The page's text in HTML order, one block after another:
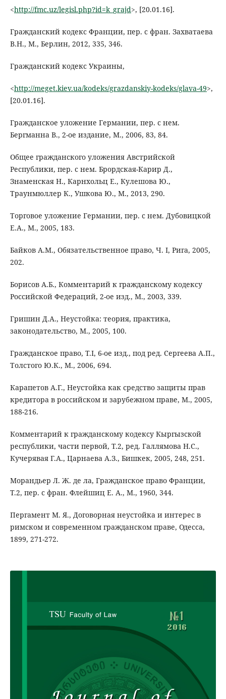
<http://fmc.uz/legisl.php?id=k_grajd>, [20.01.16].
Гражданский кодекс Франции, пер. с фран. Захватаева
В.Н., М., Берлин, 2012, 335, 346.
Гражданский кодекс Украины,
<http://meget.kiev.ua/kodeks/grazdanskiy-kodeks/glava-49>,
[20.01.16].
Гражданское уложение Германии, пер. с нем.
Бергманна В., 2-ое издание, М., 2006, 83, 84.
Общее гражданского уложения Австрийской
Республики, пер. с нем. Брордская-Карир Д.,
Знаменская Н., Карнхольц Е., Кулешова Ю.,
Траунмюллер К., Ушкова Ю., М., 2013, 290.
Tорговое уложение Германии, пер. с нем. Дубовицкой
Е.А., М., 2005, 183.
Байков А.М., Обязательственное право, Ч. I, Рига, 2005,
202.
Борисов А.Б., Комментарий к гражданскому кодексу
Российской Федераций, 2-ое изд., М., 2003, 339.
Гришин Д.А., Неустойка: теория, практика,
законодательство, М., 2005, 100.
Гражданское право, Т.I, 6-ое изд., под ред. Сергеева А.П.,
Толстого Ю.К., М., 2006, 694.
Карапетов А.Г., Неустойка как средство защиты прав
кредитора в российском и зарубежном праве, М., 2005,
188-216.
Комментарий к гражданскому кодексу Кыргызской
республики, части первой, Т.2, ред. Галлямова Н.С.,
Кучерявая Г.А., Царнаева А.З., Бишкек, 2005, 248, 251.
Морандьер Л. Ж. де ла, Гражданское право Франции,
Т.2, пер. с фран. Флейшиц Е. А., М., 1960, 344.
Пергамент М. Я., Договорная неустойка и интерес в
римском и современном гражданском праве, Одесса,
1899, 271-272.